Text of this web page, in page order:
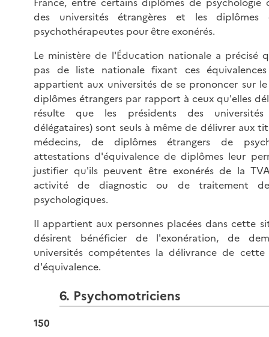
des universités étrangères et les diplômes
psychothérapeutes pour être exonérés.
Le ministère de l'Éducation nationale a précisé
pas de liste nationale fixant ces
appartient aux universités de se prononcer sur
diplômes étrangers par rapport à ceux qu'elles
résulte que les présidents des
délégataires) sont seuls à même de délivrer aux
médecins, de diplômes étrangers de
attestations d'équivalence de diplômes leur
justifier qu'ils peuvent être exonérés de la
activité de diagnostic ou de traitement
psychologiques.
Il appartient aux personnes placées dans cette
désirent bénéficier de l'exonération, de
universités compétentes la délivrance de
d'équivalence.
6. Psychomotriciens
150